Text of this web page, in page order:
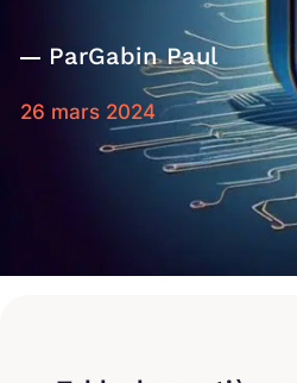
ParGabin Paul
26 mars 2024